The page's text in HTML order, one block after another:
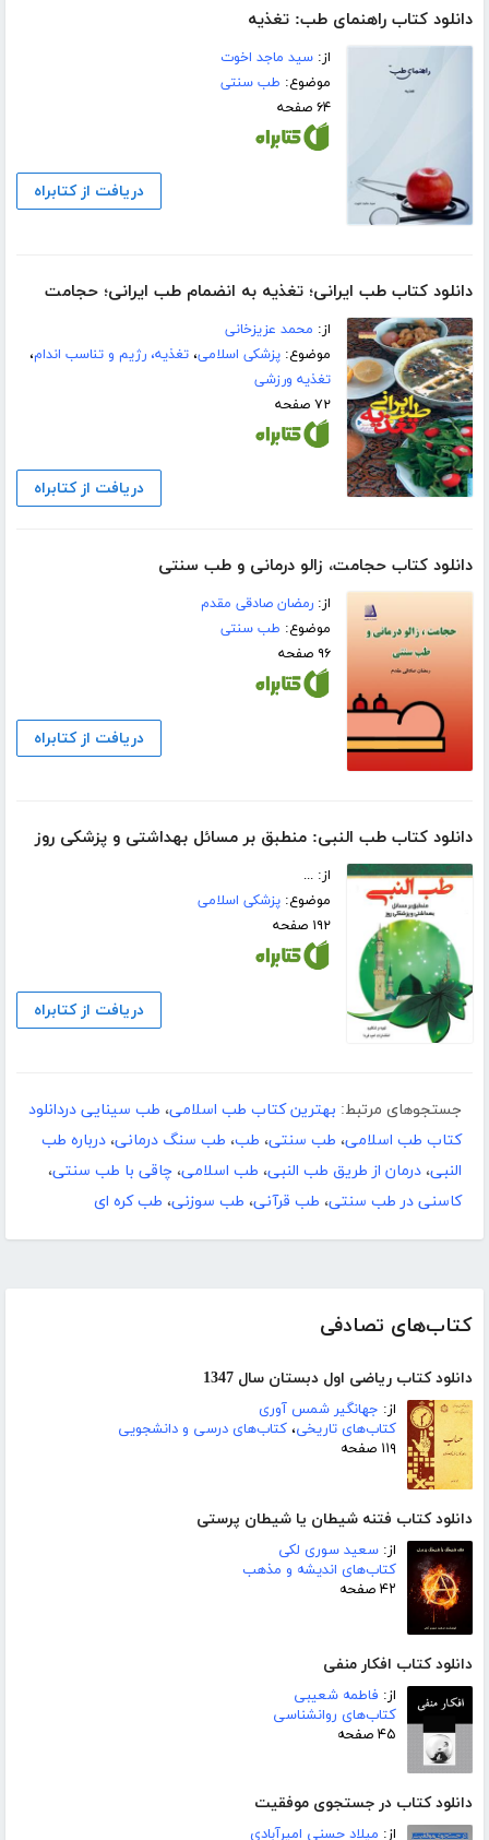
کتاب‌های تصادفی
دانلود کتاب ریاضی اول دبستان سال 1347
از: جهانگیر شمس آوری
کتاب‌های تاریخی، کتاب‌های درسی و دانشجویی
۱۱۹ صفحه
دانلود کتاب فتنه شیطان یا شیطان پرستی
از: سعید سوری لکی
کتاب‌های اندیشه و مذهب
۴۲ صفحه
دانلود کتاب افکار منفی
از: فاطمه شعیبی
کتاب‌های روانشناسی
۴۵ صفحه
دانلود کتاب در جستجوی موفقیت
از: میلاد حسنی امیرآبادی
دانلود کتاب راهنمای طب: تغذیه
از:سید ماجد اخوت
موضوع: طب سنتی
۶۴ صفحه
دریافت از کتابراه
دانلود کتاب طب ایرانی؛ تغذیه به انضمام طب ایرانی؛ حجامت
از: محمد عزیزخانی
موضوع:پزشکی اسلامی،تغذیه، رژیم و تناسب اندام،
تغذیه ورزشی
۷۲ صفحه
دریافت از کتابراه
دانلود کتاب حجامت، زالو درمانی و طب سنتی
از:رمضان صادقی مقدم
موضوع: طب سنتی
۹۶ صفحه
دریافت از کتابراه
دانلود کتاب طب النبی: منطبق بر مسائل بهداشتی و پزشکی روز
از: ...
موضوع:پزشکی اسلامی
۱۹۲ صفحه
دریافت از کتابراه
جستجوهای مرتبط: بهترین کتاب طب اسلامی، طب سینایی دردانلود
کتاب طب اسلامی، طب سنتی، طب، طب سنگ درمانی، درباره طب
النبی، درمان از طریق طب النبی، طب اسلامی، چاقی با طب سنتی،
کاسنی در طب سنتی، طب قرآنی، طب سوزنی، طب کره ای